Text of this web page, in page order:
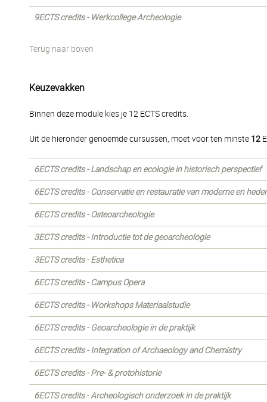
9ECTS credits - Werkcollege Archeologie
Terug naar boven
Keuzevakken
Binnen deze module kies je 12 ECTS credits.
Uit de hieronder genoemde cursussen, moet voor ten minste 12
6ECTS credits - Landschap en ecologie in historisch perspectief
6ECTS credits - Conservatie en restauratie van moderne en
6ECTS credits - Osteoarcheologie
3ECTS credits - Introductie tot de geoarcheologie
3ECTS credits - Esthetica
6ECTS credits - Campus Opera
6ECTS credits - Workshops Materiaalstudie
6ECTS credits - Geoarcheologie in de praktijk
6ECTS credits - Integration of Archaeology and Chemistry
6ECTS credits - Pre- & protohistorie
6ECTS credits - Archeologisch onderzoek in de praktijk